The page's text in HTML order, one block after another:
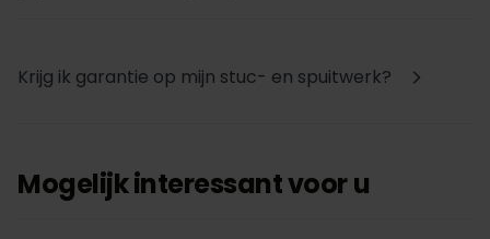
Mogelijk interessant voor u
Krijg ik garantie op mijn stuc- en spuitwerk? arrow_forward_ios